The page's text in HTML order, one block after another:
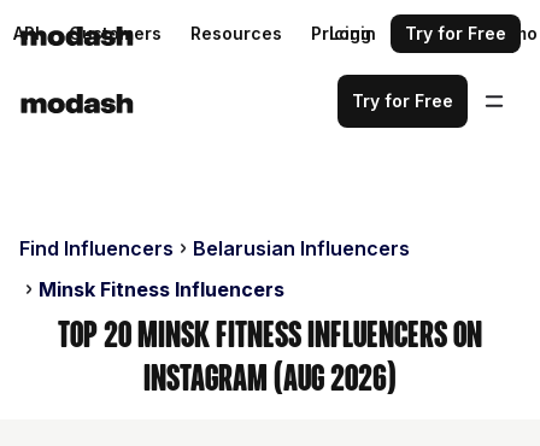
API Customers Resources Pricing Request a demo
Login Try for Free
Try for Free
Find Influencers
Belarusian Influencers
Minsk Fitness Influencers
Top 20 Minsk Fitness Influencers on
Instagram (Aug 2026)